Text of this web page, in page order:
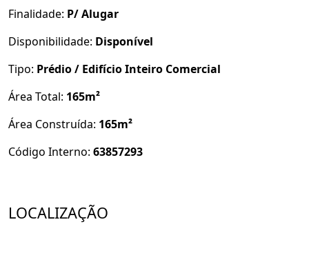
Finalidade: P/ Alugar
Disponibilidade: Disponível
Tipo: Prédio / Edifício Inteiro Comercial
Área Total: 165m²
Área Construída: 165m²
Código Interno: 63857293
LOCALIZAÇÃO